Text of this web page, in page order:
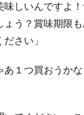
味しいんですよ
ょう？賞味期限も
さい」
あ１つ買おうか